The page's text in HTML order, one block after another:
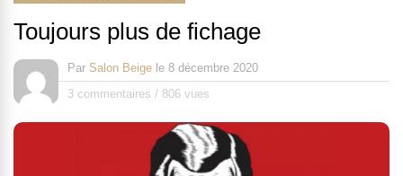
Toujours plus de fichage
Par Salon Beige le 8 décembre 2020
3 commentaires / 806 vues